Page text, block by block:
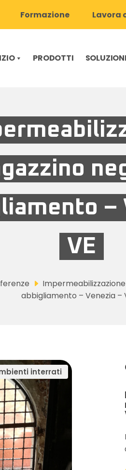
Formazione Lavora
PRODOTTI SOLUZIONI
–
VE
abbigliamento – Venezia –
interrati